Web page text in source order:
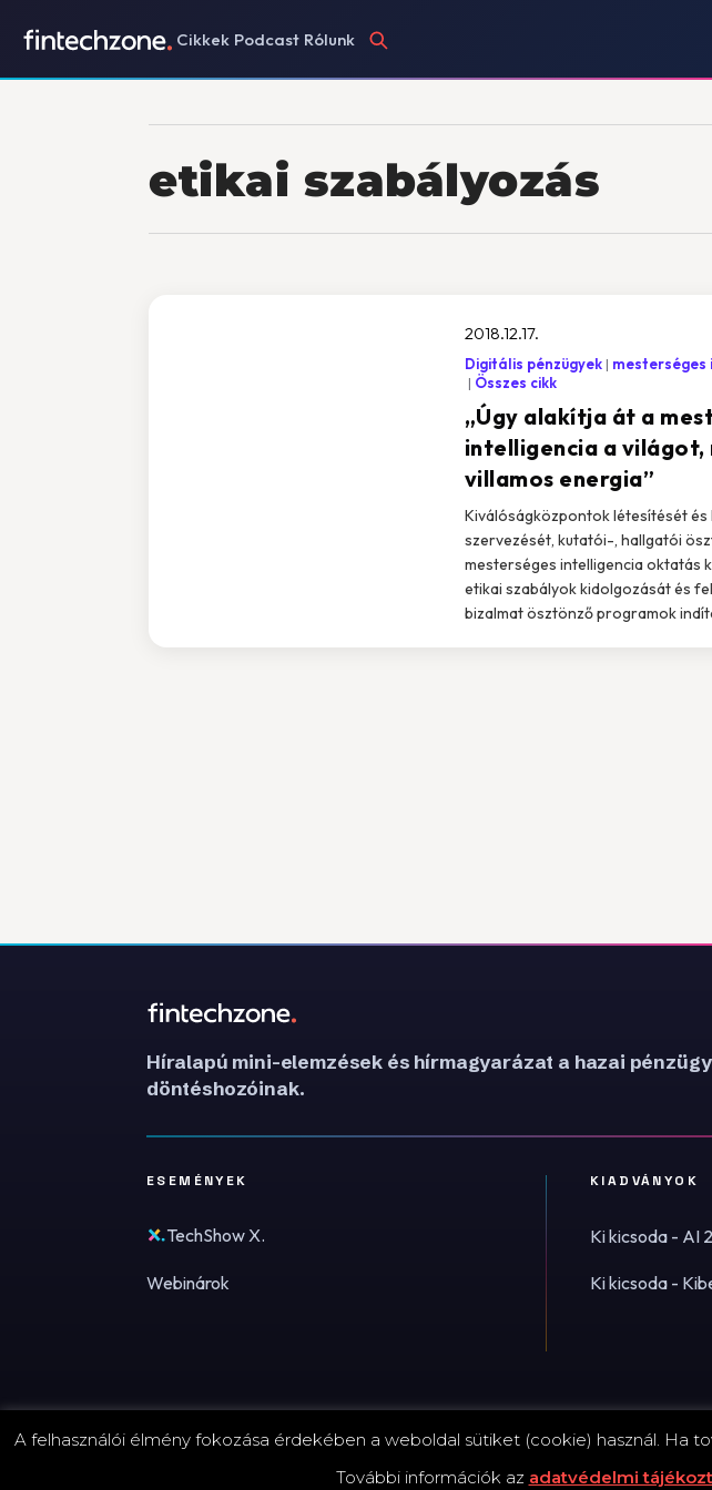
Cikkek Podcast Rólunk
etikai szabályozás
„Úgy alakítja át a
intelligencia a világot,
villamos energia”
2018.12.17.
Digitális pénzügyek
mesterséges
Összes cikk
Kiválóságközpontok létesítését és
szervezését, kutatói-, hallgatói
mesterséges intelligencia oktatás
etikai szabályok kidolgozását és
bizalmat ösztönző programok
Híralapú mini-elemzések és hírmagyarázat a hazai
döntéshozóinak.
ESEMÉNYEK
TechShow X.
Webinárok
KIADVÁNYOK
Ki kicsoda - AI
Ki kicsoda -
© 2026 FinTechZone.hu - A FinTech Group Kft.
A felhasználói élmény fokozása érdekében a weboldal sütiket (cookie) használ. Ha
További információk az adatvédelmi